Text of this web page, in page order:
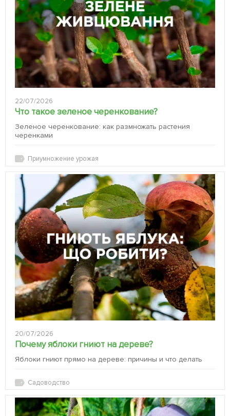
22/07/2026
Что такое зеленое черенкование?
Зеленое черенкование: как размножать растения
черенками
Приумножение урожая
20/07/2026
Почему яблоки гниют на дереве?
Яблоки гниют прямо на дереве: причины и что делать
Садоводство